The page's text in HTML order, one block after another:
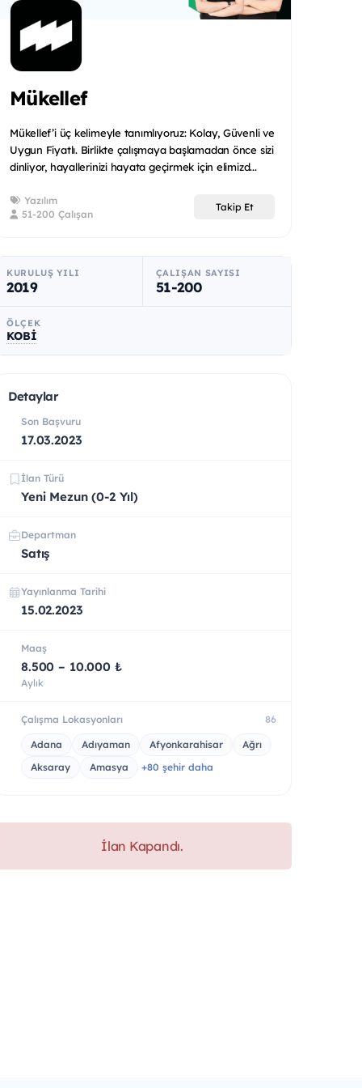
Mükellef
Mükellef’i üç kelimeyle tanımlıyoruz: Kolay, Güvenli ve
Uygun Fiyatlı. Birlikte çalışmaya başlamadan önce sizi
dinliyor, hayallerinizi hayata geçirmek için elimizd...
Yazılım
51-200 Çalışan
Takip Et
KURULUŞ YILI
2019
ÇALIŞAN SAYISI
51-200
ÖLÇEK
KOBİ
Detaylar
Son Başvuru
17.03.2023
İlan Türü
Yeni Mezun (0-2 Yıl)
Departman
Satış
Yayınlanma Tarihi
15.02.2023
Maaş
8.500 – 10.000 ₺
Aylık
Çalışma Lokasyonları 86
Adana Adıyaman Afyonkarahisar
Ağrı
Aksaray
Amasya +80 şehir daha
İlan Kapandı.